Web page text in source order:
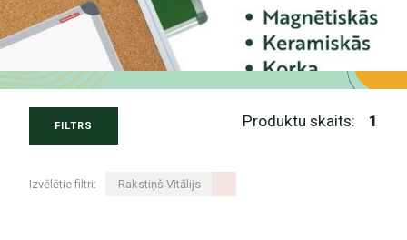
FILTRS Produktu skaits: 1
Izvēlētie filtri: Rakstiņš Vitālijs